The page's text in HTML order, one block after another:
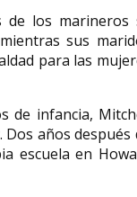
de los marineros
sus
para las
de infancia,
años después
escuela en